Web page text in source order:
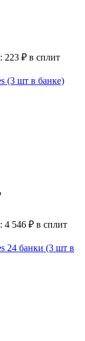
223 ₽ в сплит
(3 шт в банке)
4 546 ₽ в сплит
24 банки (3 шт в